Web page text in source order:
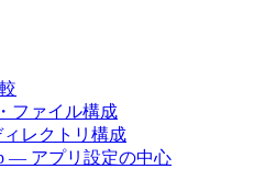
ファイル構成
レクトリ構成
— アプリ設定の中心